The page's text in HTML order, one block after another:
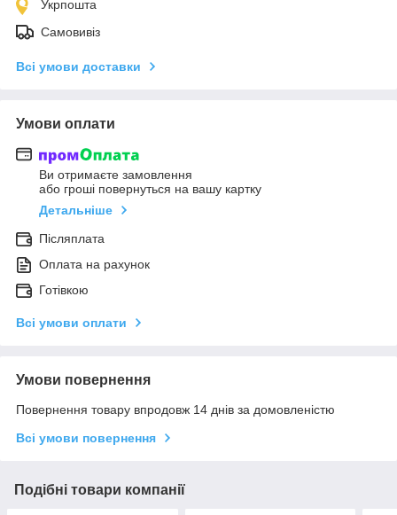
Укрпошта
Самовивіз
Всі умови доставки
Умови оплати
Ви отримаєте замовлення
або гроші повернуться на вашу картку
Детальніше
Післяплата
Оплата на рахунок
Готівкою
Всі умови оплати
Умови повернення
Повернення товару впродовж 14 днів за домовленістю
Всі умови повернення
Подібні товари компанії